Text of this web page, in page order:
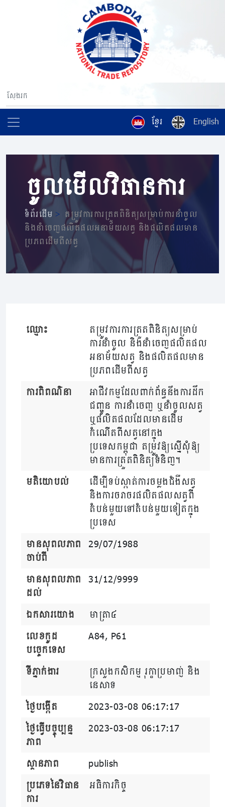
ខ្មែរ English
ចូលមើលវិធានការ
ទំព័រដើម> តម្រូវការការត្រួតពិនិត្យសម្រាប់ការនាំចូល
និងនាំចេញផលិតផលអនាម័យសត្វ និងផលិតផលមាន
ប្រភពដើមពីសត្វ
ឈ្មោះ
តម្រូវការការត្រួតពិនិត្យសម្រាប់
ការនាំចូល និងនាំចេញផលិតផល
អនាម័យសត្វ និងផលិតផលមាន
ប្រភពដើមពីសត្វ
ការពិពណ៌នា
អាជីវកម្មដែលពាក់ព័ន្ធនឹងការដឹក
ជញ្ជូន ការនាំចេញ ឬនាំចូលសត្វ
ឬផលិតផលដែលមានដើម
កំណើតពីសត្វនៅក្នុង
ប្រទេសកម្ពុជា តម្រូវឱ្យស្នើសុំឱ្យ
មានការត្រួតពិនិត្យទំនិញ។
មតិយោបល់
ដើម្បីទប់ស្កាត់ការចម្លងជំងឺសត្វ
និងការចរាចរផលិតផលសត្វពី
តំបន់មួយទៅតំបន់មួយទៀតក្នុង
ប្រទេស
មានសុពលភាព
ចាប់ពី
29/07/1988
មានសុពលភាព
ដល់
31/12/9999
ឯកសារយោង
មាត្រា៤
លេខកូដ
បច្ចេកទេស
A84, P61
ទីភ្នាក់ងារ
ក្រសួងកសិកម្ម រុក្ខាប្រមាញ់ និង
នេសាទ
ថ្ងៃបង្កើត
2023-03-08 06:17:17
ថ្ងៃធ្វើបច្ចុប្បន្ន
ភាព
2023-03-08 06:17:17
ស្ថានភាព
publish
ប្រភេទនៃវិធាន
ការ
អធិការកិច្ច